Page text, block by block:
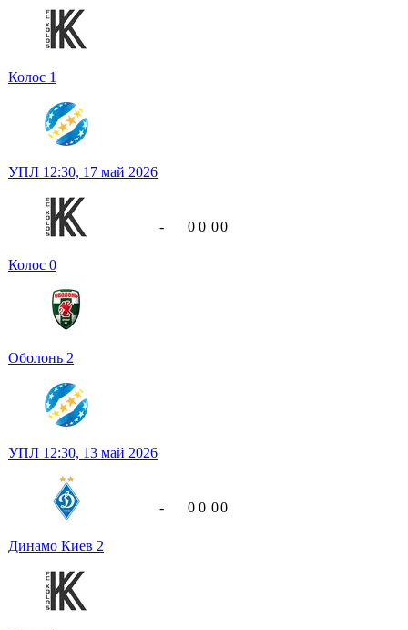
Колос 1
УПЛ 12:30, 17 май 2026
Колос 0
Оболонь 2
- 0 0 00
УПЛ 12:30, 13 май 2026
Динамо Киев 2
- 0 0 00